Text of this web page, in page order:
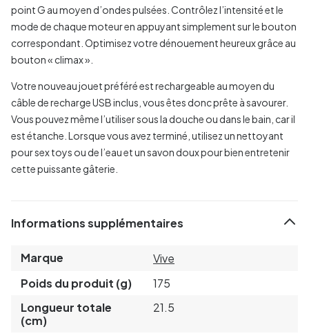
point G au moyen d’ondes pulsées. Contrôlez l’intensité et le
mode de chaque moteur en appuyant simplement sur le bouton
correspondant. Optimisez votre dénouement heureux grâce au
bouton « climax ».
Votre nouveau jouet préféré est rechargeable au moyen du
câble de recharge USB inclus, vous êtes donc prête à savourer.
Vous pouvez même l’utiliser sous la douche ou dans le bain, car il
est étanche. Lorsque vous avez terminé, utilisez un nettoyant
pour sex toys ou de l’eau et un savon doux pour bien entretenir
cette puissante gâterie.
Informations supplémentaires
Marque
Vive
Poids du produit (g)
175
Longueur totale
(cm)
21.5